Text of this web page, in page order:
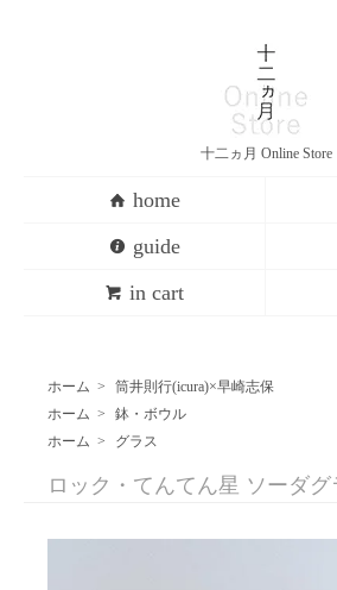
十二ヵ月 Online Store
home
guide
in cart
ホーム >
筒井則行(icura)×早崎志保
ホーム >
鉢・ボウル
ホーム > グラス
ロック・てんてん星 ソーダグ